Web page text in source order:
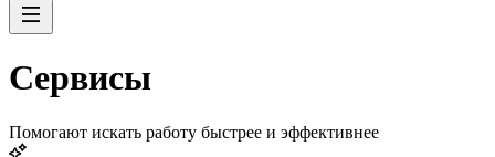
Сервисы
Помогают искать работу быстрее и эффективнее